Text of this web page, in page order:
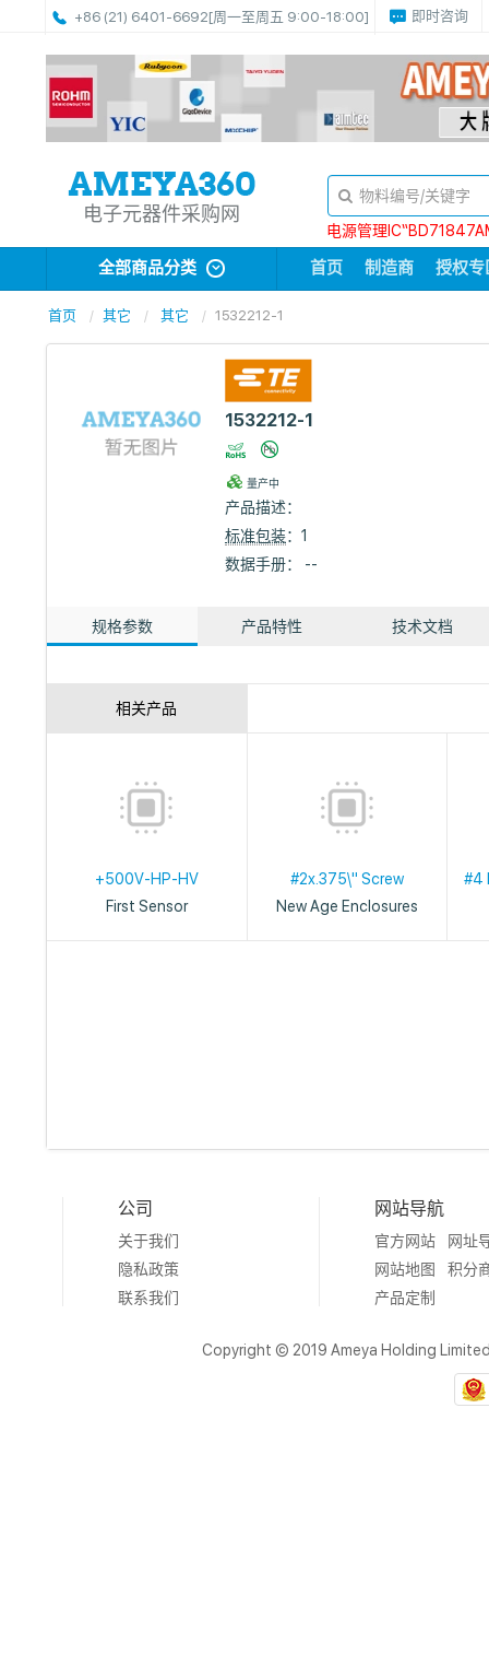
+86 (21) 6401-6692[周一至周五 9:00-18:00] 即时咨询
电子元器件采购网
电源管理
全部商品分类 首页 制造商 授权专
首页 其它 其它 1532212-1
1532212-1
量产中
产品描述：
标准包装：1
数据手册： --
规格参数 产品特性 技术文档
相关产品
+500V-HP-HV
First Sensor
#2x.375\" Screw
New Age Enclosures
#4
公司
关于我们
隐私政策
联系我们
网站导航
官方网站
网址
网站地图
积分
产品定制
Copyright © 2019 Ameya Holding